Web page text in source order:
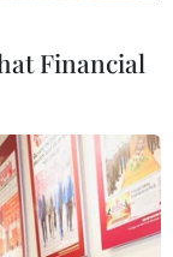
Financial